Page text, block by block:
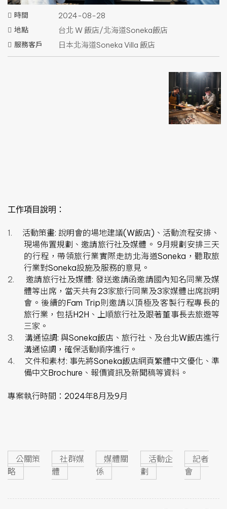
時間 2024-08-28
地點 台北 W 飯店/北海道Soneka飯店
服務客戶 日本北海道Soneka Villa 飯店
工作項目說明：
1. 活動策畫: 說明會的場地建議(W飯店) 、活動流程安排、
現場佈置規劃、邀請旅行社及媒體。 9月規劃安排三天
的行程，帶領旅行業實際走訪北海道Soneka ，聽取旅
行業對Soneka設施及服務的意見。
2.
邀請旅行社及媒體: 發送邀請函邀請國內知名同業及媒
體等出席，當天共有23家旅行同業及3家媒體出席說明
會。後續的Fam Trip則邀請以頂極及客製行程專長的
旅行業，包括H2H 、上順旅行社及跟著董事長去旅遊等
三家。
3.
溝通協調: 與Soneka飯店、旅行社、及台北W飯店進行
溝通協調，確保活動順序進行。
4.
文件和素材: 事先將Soneka飯店網頁繁體中文優化、準
備中文Brochure 、報價資訊及新聞稿等資料。
專案執行時間： 2024年8月及9月
公關策
略
社群媒
體
媒體關
係
活動企
劃
記者
會